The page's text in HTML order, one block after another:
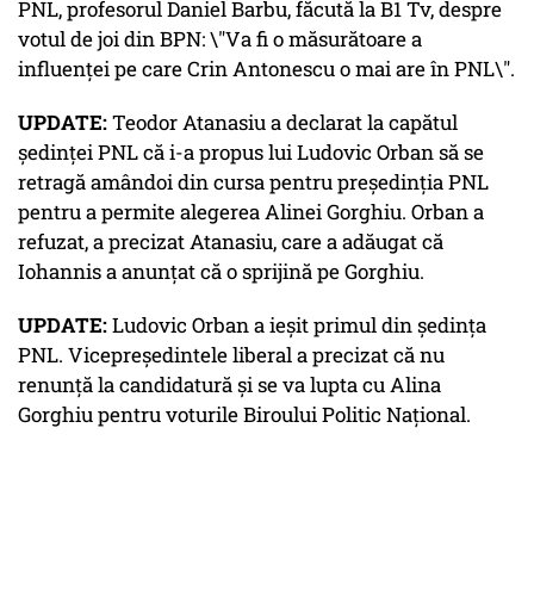
PNL, profesorul Daniel Barbu, făcută la B1 Tv, despre
votul de joi din BPN: \"Va fi o măsurătoare a
influenței pe care Crin Antonescu o mai are în PNL\".
UPDATE:Teodor Atanasiu a declarat la capătul
ședinței PNL că i-a propus lui Ludovic Orban să se
retragă amândoi din cursa pentru președinția PNL
pentru a permite alegerea Alinei Gorghiu. Orban a
refuzat, a precizat Atanasiu, care a adăugat că
Iohannis a anunțat că o sprijină pe Gorghiu.
UPDATE:Ludovic Orban a ieșit primul din ședința
PNL. Vicepreședintele liberal a precizat că nu
renunță la candidatură și se va lupta cu Alina
Gorghiu pentru voturile Biroului Politic Național.